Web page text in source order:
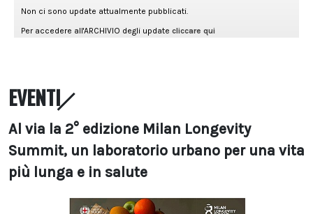
EVENTI
Al via la 2° edizione Milan Longevity
Summit, un laboratorio urbano per una vita
più lunga e in salute